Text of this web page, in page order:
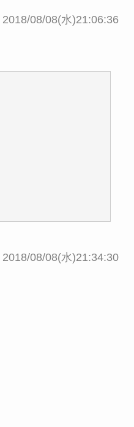
2018/08/08(水)21:06:36
2018/08/08(水)21:34:30